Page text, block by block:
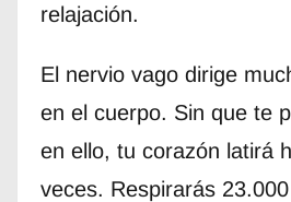
relajación.
El nervio vago dirige
en el cuerpo. Sin que te
en ello, tu corazón latirá
veces. Respirarás